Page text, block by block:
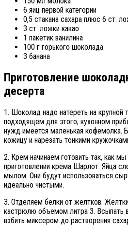
6 яиц первой категории
0,5 стакана сахара плюс 6 ст.
3 ст. ложки какао
1 пакетик ванилина
100 г горького шоколада
3 банана
Приготовление
десерта
1. Шоколад надо натереть на крупной
подходящем для этого, кухонном
нужд имеется маленькая кофемолка.
кожицу и нарезать тонкими
2. Крем начинаем готовить так, как
приготовлении крема Шарлот. Яйца
мылом. Они будут использоваться
идеально чистыми.
3. Отделяем белки от желтков.
кастрюлю объемом литра 3. Всыпать
взбить миксером до растворения